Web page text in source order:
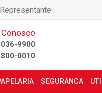
Conosco
9900
0010
SEGURANCA